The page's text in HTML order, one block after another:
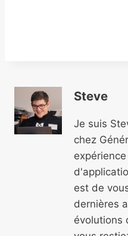
Steve
Je suis
chez
est de
dernières
évolutions